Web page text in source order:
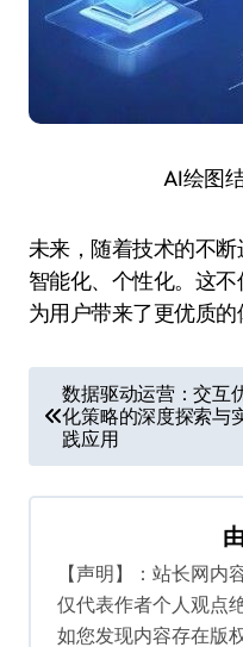
AI绘图
未来，随着技术的不
智能化、个性化。这
为用户带来了更优质的
章
导
航
数据驱动运营：交互
化策略的深度探索与
践应用
由
【声明】：站长网
仅代表作者个人观点
如您发现内容存在版